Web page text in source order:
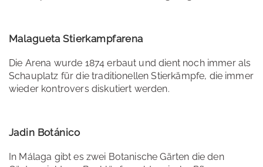
Malagueta Stierkampfarena
Die Arena wurde 1874 erbaut und dient noch immer als
Schauplatz für die traditionellen Stierkämpfe, die immer
wieder kontrovers diskutiert werden.
Jadin Botánico
In Málaga gibt es zwei Botanische Gärten die den